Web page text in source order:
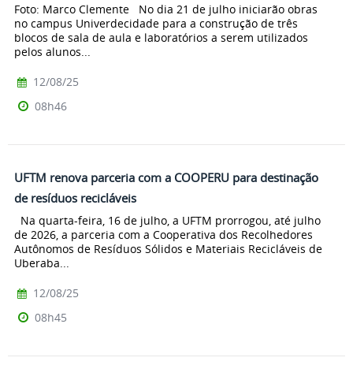
Foto: Marco Clemente No dia 21 de julho iniciarão obras
no campus Univerdecidade para a construção de três
blocos de sala de aula e laboratórios a serem utilizados
pelos alunos...
12/08/25
08h46
UFTM renova parceria com a COOPERU para destinação
de resíduos recicláveis
Na quarta-feira, 16 de julho, a UFTM prorrogou, até julho
de 2026, a parceria com a Cooperativa dos Recolhedores
Autônomos de Resíduos Sólidos e Materiais Recicláveis de
Uberaba...
12/08/25
08h45